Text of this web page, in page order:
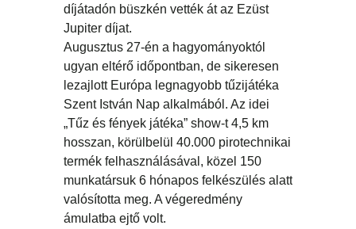
díjátadón büszkén vették át az Ezüst
Jupiter díjat.
Augusztus 27-én a hagyományoktól
ugyan eltérő időpontban, de sikeresen
lezajlott Európa legnagyobb tűzijátéka
Szent István Nap alkalmából. Az idei
„Tűz és fények játéka” show-t 4,5 km
hosszan, körülbelül 40.000 pirotechnikai
termék felhasználásával, közel 150
munkatársuk 6 hónapos felkészülés alatt
valósította meg. A végeredmény
ámulatba ejtő volt.